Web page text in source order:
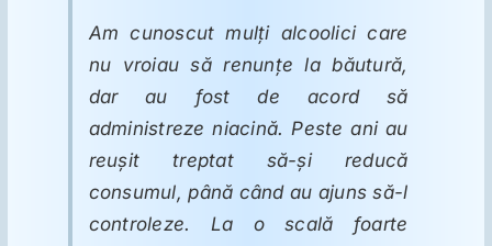
Am cunoscut mulţi alcoolici care
nu vroiau să renunţe la băutură,
dar au fost de acord să
administreze niacină. Peste ani au
reuşit treptat să-şi reducă
consumul, până când au ajuns să-l
controleze. La o scală foarte